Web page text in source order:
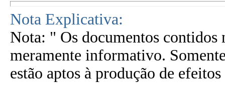
Nota Explicativa:
Nota: " Os documentos contidos
meramente informativo.
estão aptos à produção de